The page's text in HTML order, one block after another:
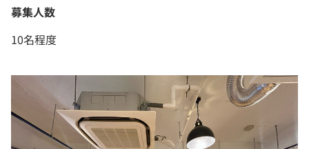
募集人数
10名程度